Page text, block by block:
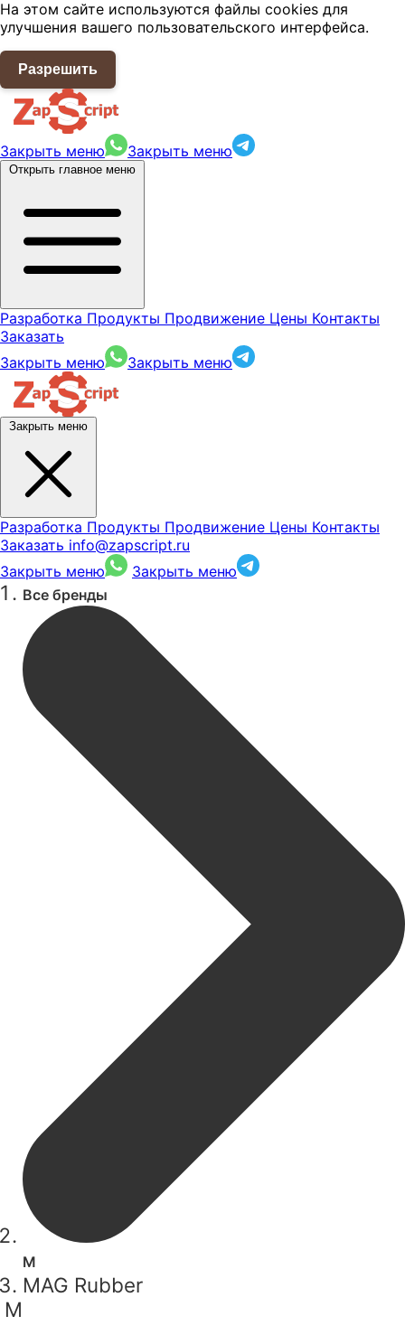
На этом сайте используются файлы cookies для
улучшения вашего пользовательского интерфейса.
Разрешить
Закрыть меню Закрыть меню
Открыть главное меню
Разработка Продукты Продвижение Цены Контакты
Заказать
Закрыть меню
Закрыть меню
Закрыть меню
Разработка Продукты Продвижение Цены Контакты
Заказать info@zapscript.ru
Закрыть меню
Закрыть меню
Все бренды
M
MAG Rubber
M